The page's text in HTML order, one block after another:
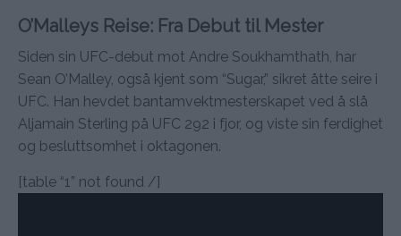
O’Malleys Reise: Fra Debut til Mester
Siden sin UFC-debut mot Andre Soukhamthath, har
Sean O’Malley, også kjent som “Sugar,” sikret åtte seire i
UFC. Han hevdet bantamvektmesterskapet ved å slå
Aljamain Sterling på UFC 292 i fjor, og viste sin ferdighet
og besluttsomhet i oktagonen.
[table “1” not found /]